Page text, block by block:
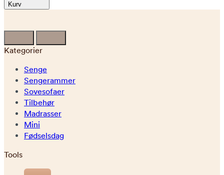
Kurv
Kategorier
Senge
Sengerammer
Sovesofaer
Tilbehør
Madrasser
Mini
Fødselsdag
Tools